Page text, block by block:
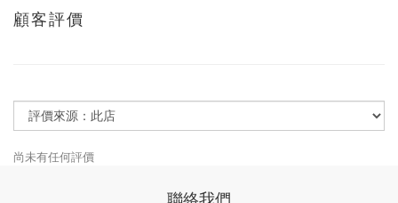
顧客評價
尚未有任何評價